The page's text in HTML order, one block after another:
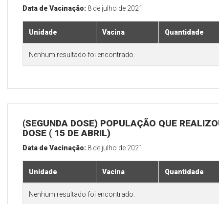
Data de Vacinação: 8 de julho de 2021
Unidade Vacina Quantidade
Nenhum resultado foi encontrado.
(SEGUNDA DOSE) POPULAÇÃO QUE
DOSE ( 15 DE ABRIL)
Data de Vacinação: 8 de julho de 2021
Unidade Vacina Quantidade
Nenhum resultado foi encontrado.